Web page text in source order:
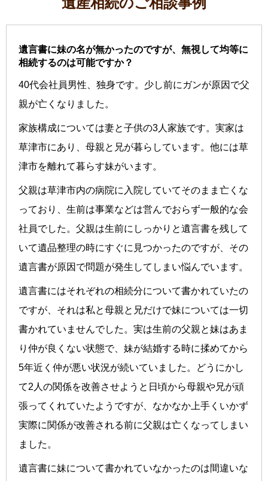
遺言書に妹の名が無かったのですが、無視して均等に
相続するのは可能ですか？
40代会社員男性、独身です。少し前にガンが原因で父
親が亡くなりました。
家族構成については妻と子供の3人家族です。実家は
草津市にあり、母親と兄が暮らしています。他には草
津市を離れて暮らす妹がいます。
父親は草津市内の病院に入院していてそのまま亡くな
っており、生前は事業などは営んでおらず一般的な会
社員でした。父親は生前にしっかりと遺言書を残して
いて遺品整理の時にすぐに見つかったのですが、その
遺言書が原因で問題が発生してしまい悩んでいます。
遺言書にはそれぞれの相続分について書かれていたの
ですが、それは私と母親と兄だけで妹については一切
書かれていませんでした。実は生前の父親と妹はあま
り仲が良くない状態で、妹が結婚する時に揉めてから
5年近く仲が悪い状況が続いていました。どうにかし
て2人の関係を改善させようと日頃から母親や兄が頑
張ってくれていたようですが、なかなか上手くいかず
実際に関係が改善される前に父親は亡くなってしまい
ました。
遺言書に妹について書かれていなかったのは間違いな